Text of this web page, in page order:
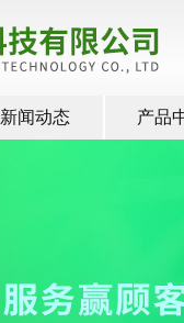
新闻动态 产品